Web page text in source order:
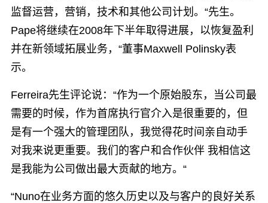
监督运营，营销，技术和其他公司计划。“先生。
Pape将继续在2008年下半年取得进展，以恢复盈利
并在新领域拓展业务，“董事Maxwell Polinsky表
示。
Ferreira先生评论说：“作为一个原始股东，当公司最
需要的时候，作为首席执行官介入是很重要的，但
是有一个强大的管理团队，我觉得花时间亲自动手
对我来说更重要。我们的客户和合作伙伴 我相信这
是我能为公司做出最大贡献的地方。“
“Nuno在业务方面的悠久历史以及与客户的良好关系